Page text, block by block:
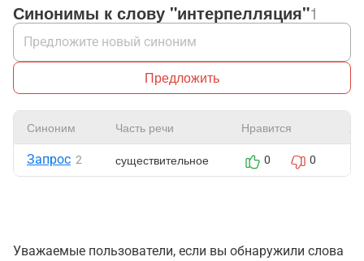
Синонимы к слову "интерпелляция"1
Предложить
Синоним Часть речи Нравится
Запрос 2 существительное 0 0
Уважаемые пользователи, если вы обнаружили слова